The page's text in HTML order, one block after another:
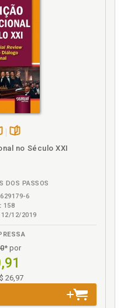
no Século XXI
DOS PASSOS
6
158
12/12/2019
* por
26,97